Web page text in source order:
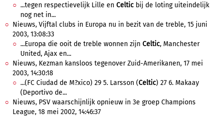
...tegen respectievelijk Lille en Celtic bij de loting uiteindelijk
nog net in...
Nieuws, Vijftal clubs in Europa nu in bezit van de treble, 15 juni
2003, 13:08:33
...Europa die ooit de treble wonnen zijn Celtic, Manchester
United, Ajax en...
Nieuws, Kezman kansloos tegenover Zuid-Amerikanen, 17 mei
2003, 14:30:18
...(FC Ciudad de M?xico) 29 5. Larsson (Celtic) 27 6. Makaay
(Deportivo de...
Nieuws, PSV waarschijnlijk opnieuw in 3e groep Champions
League, 18 mei 2002, 14:46:37